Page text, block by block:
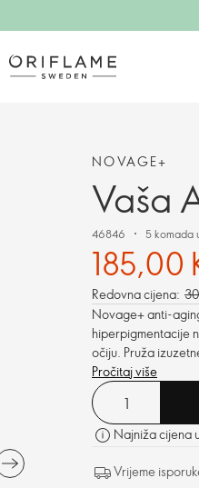
NOVAGE+
Vaša
46846 5 komada
185,00
Redovna cijena:
Novage+ anti-
hiperpigmentacije
očiju. Pruža
Pročitaj više
Najniža cijena
Vrijeme